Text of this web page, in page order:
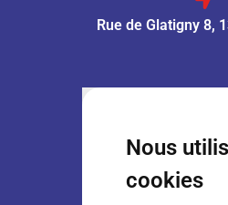
Nous
cookies
Rue de Glatigny 8,
: 9h00 –
Dim: